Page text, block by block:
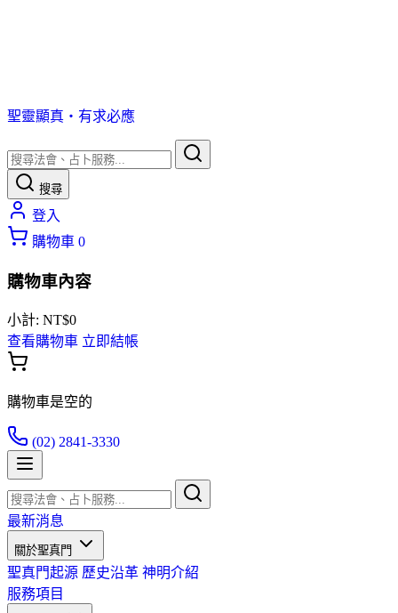
聖靈顯真・有求必應
搜尋
登入
購物車 0
購物車內容
小計: NT$0
查看購物車 立即結帳
購物車是空的
(02) 2841-3330
最新消息
關於聖真門
聖真門起源 歷史沿革 神明介紹
服務項目